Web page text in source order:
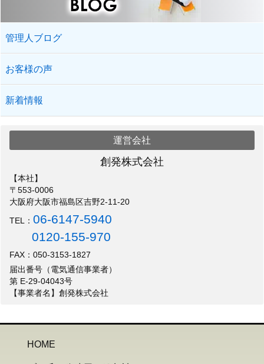
管理人ブログ
お客様の声
新着情報
運営会社
創発株式会社
【本社】
〒553-0006
大阪府大阪市福島区吉野2-11-20
TEL：06-6147-5940
0120-155-970
FAX：050-3153-1827
届出番号（電気通信事業者）
第 E-29-04043号
【事業者名】創発株式会社
HOME